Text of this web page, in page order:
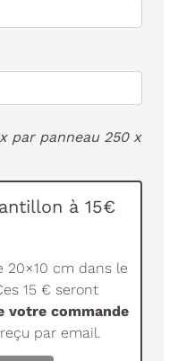
par panneau 250 x
à 15€
20×10 cm dans le
15 € seront
votre commande
par email.